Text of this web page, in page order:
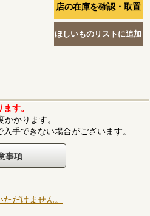
す。
かります。
手できない場合がございます。
事項
だけません。